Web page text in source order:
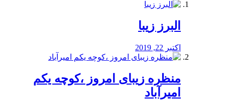
البرز زیبا
اکتبر 22, 2019
منظره‌‌ زیبای امروز ،کوچه یکم
امیرآباد